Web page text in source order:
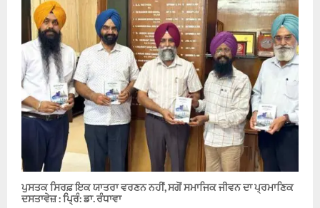
ਪੁਸਤਕ ਸਿਰਫ਼ ਇਕ ਯਾਤਰਾ ਵਰਣਨ ਨਹੀਂ, ਸਗੋਂ ਸਮਾਜਿਕ ਜੀਵਨ ਦਾ ਪ੍ਰਮਾਣਿਕ
ਦਸਤਾਵੇਜ਼ : ਪ੍ਰਿੰ: ਡਾ. ਰੰਧਾਵਾ